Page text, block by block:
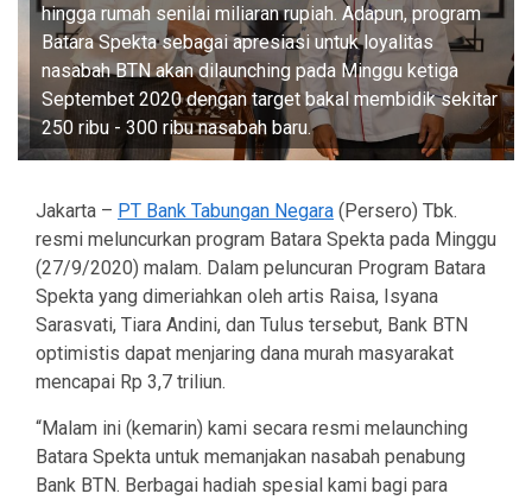
hingga rumah senilai miliaran rupiah. Adapun, program
Batara Spekta sebagai apresiasi untuk loyalitas
nasabah BTN akan dilaunching pada Minggu ketiga
Septembet 2020 dengan target bakal membidik sekitar
250 ribu - 300 ribu nasabah baru.
Jakarta – PT Bank Tabungan Negara (Persero) Tbk.
resmi meluncurkan program Batara Spekta pada Minggu
(27/9/2020) malam. Dalam peluncuran Program Batara
Spekta yang dimeriahkan oleh artis Raisa, Isyana
Sarasvati, Tiara Andini, dan Tulus tersebut, Bank BTN
optimistis dapat menjaring dana murah masyarakat
mencapai Rp 3,7 triliun.
“Malam ini (kemarin) kami secara resmi melaunching
Batara Spekta untuk memanjakan nasabah penabung
Bank BTN. Berbagai hadiah spesial kami bagi para